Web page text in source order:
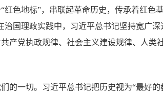
色地标”，串联起革命历史，传承着红色
治国理政实践中，习近平总书记坚持宽广
产党执政规律、社会主义建设规律、人类
的一切。习近平总书记把历史视为“最好